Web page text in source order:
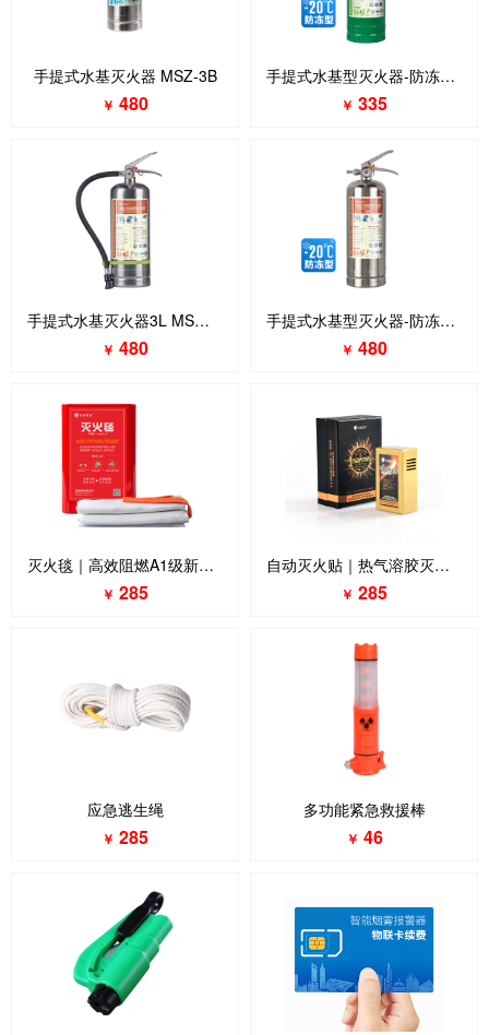
手提式水基灭火器 MSZ-3B
￥ 480
手提式水基型灭火器-防冻型 MSWZ/3-D40
￥ 335
手提式水基灭火器3L MSWZ-3B
￥ 480
手提式水基型灭火器-防冻型 MSWZ/3B-D40
￥ 480
灭火毯｜高效阻燃A1级新型玻璃纤维消防灭火毯
￥ 285
自动灭火贴｜热气溶胶灭火装置
￥ 285
应急逃生绳
￥ 285
多功能紧急救援棒
￥ 46